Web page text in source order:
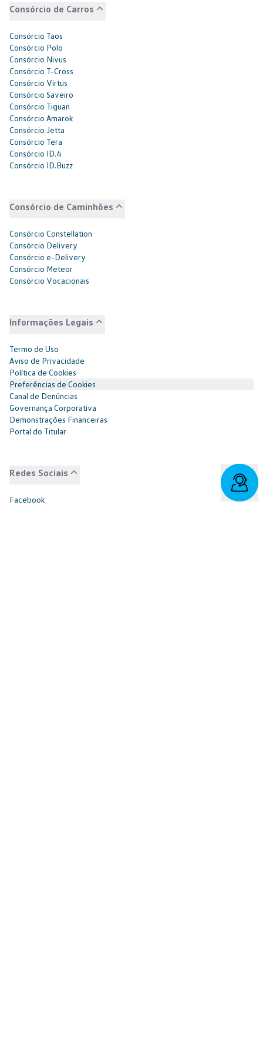
Consórcio de Carros
Consórcio Taos
Consórcio Polo
Consórcio Nivus
Consórcio T-Cross
Consórcio Virtus
Consórcio Saveiro
Consórcio Tiguan
Consórcio Amarok
Consórcio Jetta
Consórcio Tera
Consórcio ID.4
Consórcio ID.Buzz
Consórcio de Caminhões
Consórcio Constellation
Consórcio Delivery
Consórcio e-Delivery
Consórcio Meteor
Consórcio Vocacionais
Informações Legais
Termo de Uso
Aviso de Privacidade
Política de Cookies
Preferências de Cookies
Canal de Denúncias
Governança Corporativa
Demonstrações Financeiras
Portal do Titular
Redes Sociais
Facebook